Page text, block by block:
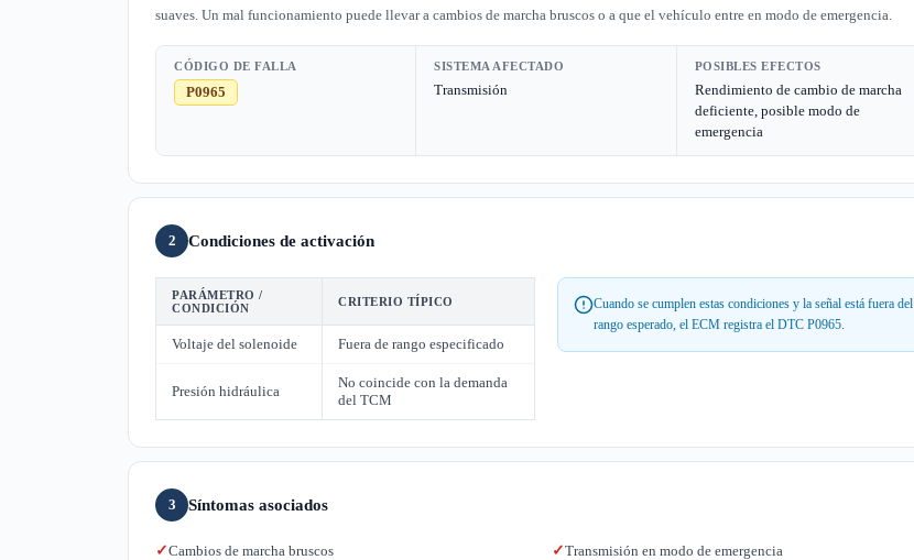
suaves. Un mal funcionamiento puede llevar a cambios de marcha bruscos o a que el vehículo entre en modo de emergencia.
CÓDIGO DE FALLA
P0965
SISTEMA AFECTADO
Transmisión
POSIBLES EFECTOS
Rendimiento de cambio de marcha
deficiente, posible modo de
emergencia
2 Condiciones de activación
PARÁMETRO /
CONDICIÓN
CRITERIO TÍPICO
Voltaje del solenoide Fuera de rango especificado
Presión hidráulica
No coincide con la demanda
del TCM
Cuando se cumplen estas condiciones y la señal está fuera del
rango esperado, el ECM registra el DTC P0965.
3 Síntomas asociados
✓Cambios de marcha bruscos ✓Transmisión en modo de emergencia